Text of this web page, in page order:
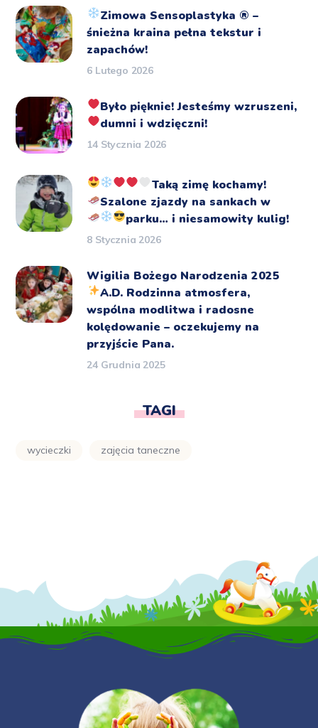
Zimowa Sensoplastyka ®️ –
śnieżna kraina pełna tekstur i
zapachów!
6 Lutego 2026
Było pięknie!Jesteśmy wzruszeni,
dumni i wdzięczni!
14 Stycznia 2026
Taką zimę kochamy!
Szalone zjazdy na sankach w
parku… i niesamowity kulig!
8 Stycznia 2026
Wigilia Bożego Narodzenia 2025
A.D. Rodzinna atmosfera,
wspólna modlitwa i radosne
kolędowanie – oczekujemy na
przyjście Pana.
24 Grudnia 2025
TAGI
wycieczki zajęcia taneczne